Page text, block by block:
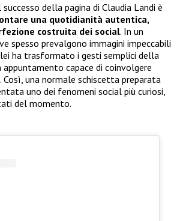
della pagina di Claudia Landi è
una quotidianità autentica,
costruita dei social. In un
spesso prevalgono immagini impeccabili
ha trasformato i gesti semplici della
appuntamento capace di coinvolgere
Così, una normale schiscetta preparata
uno dei fenomeni social più curiosi,
del momento.